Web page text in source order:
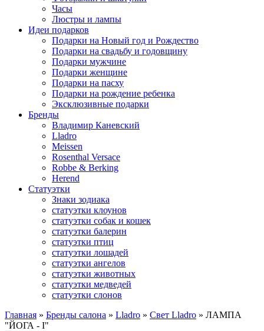
Часы
Люстры и лампы
Идеи подарков
Подарки на Новый год и Рождество
Подарки на свадьбу и годовщину
Подарки мужчине
Подарки женщине
Подарки на пасху
Подарки на рождение ребенка
Эксклюзивные подарки
Бренды
Владимир Каневский
Lladro
Meissen
Rosenthal Versace
Robbe & Berking
Herend
Статуэтки
Знаки зодиака
статуэтки клоунов
статуэтки собак и кошек
статуэтки балерин
статуэтки птиц
статуэтки лошадей
статуэтки ангелов
статуэтки животных
статуэтки медведей
статуэтки слонов
Главная » Бренды салона » Lladro » Свет Lladro » ЛАМПА
"ЙОГА - I"